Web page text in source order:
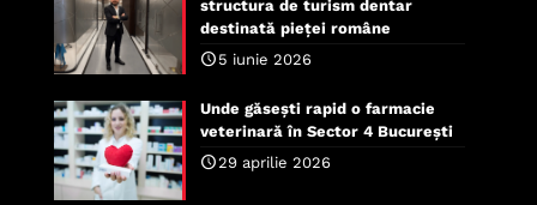
structura de turism dentar
destinată pieței române
5 iunie 2026
Unde găsești rapid o farmacie
veterinară în Sector 4 București
29 aprilie 2026